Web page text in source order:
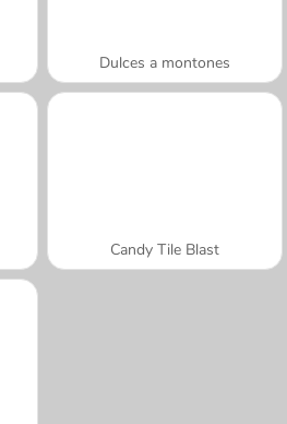
Dulces a montones
Candy Tile Blast